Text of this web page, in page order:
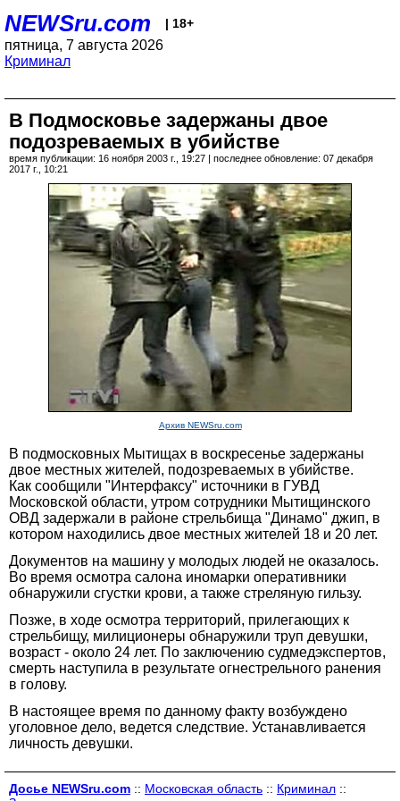
NEWSru.com | 18+
пятница, 7 августа 2026
Криминал
В Подмосковье задержаны двое
подозреваемых в убийстве
время публикации: 16 ноября 2003 г., 19:27 | последнее обновление: 07 декабря
2017 г., 10:21
Архив NEWSru.com
В подмосковных Мытищах в воскресенье задержаны
двое местных жителей, подозреваемых в убийстве.
Как сообщили "Интерфаксу" источники в ГУВД
Московской области, утром сотрудники Мытищинского
ОВД задержали в районе стрельбища "Динамо" джип, в
котором находились двое местных жителей 18 и 20 лет.
Документов на машину у молодых людей не оказалось.
Во время осмотра салона иномарки оперативники
обнаружили сгустки крови, а также стреляную гильзу.
Позже, в ходе осмотра территорий, прилегающих к
стрельбищу, милиционеры обнаружили труп девушки,
возраст - около 24 лет. По заключению судмедэкспертов,
смерть наступила в результате огнестрельного ранения
в голову.
В настоящее время по данному факту возбуждено
уголовное дело, ведется следствие. Устанавливается
личность девушки.
Досье NEWSru.com :: Московская область :: Криминал ::